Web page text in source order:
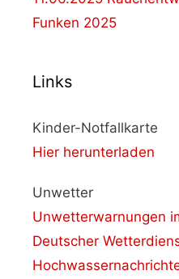
Funken 2025
Links
Kinder-Notfallkarte
Hier herunterladen
Unwetter
Unwetterwarnungen
Deutscher